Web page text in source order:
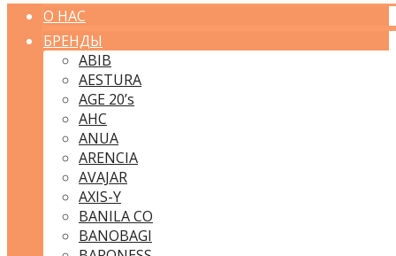
О НАС
БРЕНДЫ
ABIB
AESTURA
AGE 20’s
AHC
ANUA
ARENCIA
AVAJAR
AXIS-Y
BANILA CO
BANOBAGI